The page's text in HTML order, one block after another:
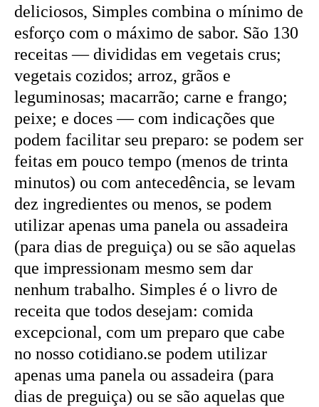
deliciosos, Simples combina o mínimo de
esforço com o máximo de sabor. São 130
receitas — divididas em vegetais crus;
vegetais cozidos; arroz, grãos e
leguminosas; macarrão; carne e frango;
peixe; e doces — com indicações que
podem facilitar seu preparo: se podem ser
feitas em pouco tempo (menos de trinta
minutos) ou com antecedência, se levam
dez ingredientes ou menos, se podem
utilizar apenas uma panela ou assadeira
(para dias de preguiça) ou se são aquelas
que impressionam mesmo sem dar
nenhum trabalho. Simples é o livro de
receita que todos desejam: comida
excepcional, com um preparo que cabe
no nosso cotidiano.se podem utilizar
apenas uma panela ou assadeira (para
dias de preguiça) ou se são aquelas que